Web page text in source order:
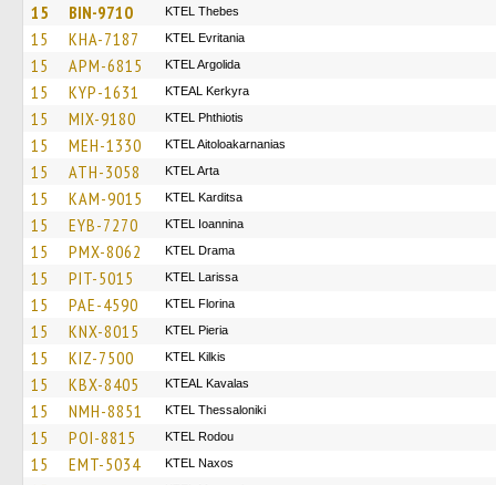
15 BIN-9710 KTEL Thebes
15 KHA-7187 ΚΤΕL Evritania
15 APM-6815 KTEL Argolida
15 KYP-1631 KTEAL Kerkyra
15 MIX-9180 ΚΤΕL Phthiotis
15 MEH-1330 KTEL Aitoloakarnanias
15 ATH-3058 KTEL Arta
15 KAM-9015 ΚΤΕL Karditsa
15 EYB-7270 KTEL Ioannina
15 PMX-8062 KTEL Drama
15 PIT-5015 KTEL Larissa
15 PAE-4590 KTEL Florina
15 KNX-8015 KTEL Pieria
15 KIZ-7500 KTEL Kilkis
15 KBX-8405 KTEAL Kavalas
15 NMH-8851 KTEL Thessaloniki
15 POI-8815 ΚΤΕL Rodou
15 EMT-5034 KTEL Naxos